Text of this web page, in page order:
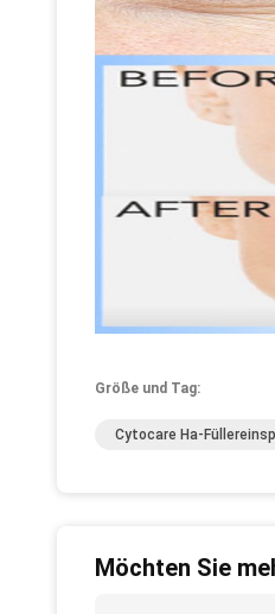
Größe und Tag:
Cytocare Ha-
Möchten Sie